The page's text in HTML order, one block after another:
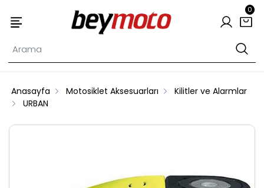
0
Anasayfa Motosiklet Aksesuarları
Kilitler ve Alarmlar
URBAN